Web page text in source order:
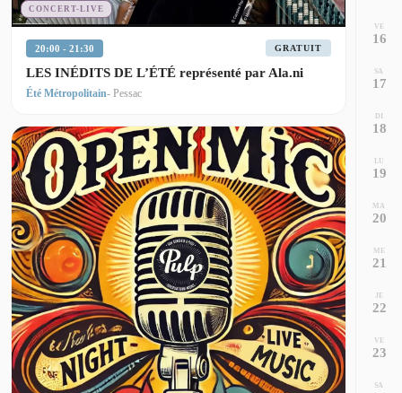
CONCERT-LIVE
20:00 - 21:30 GRATUIT
LES INÉDITS DE L’ÉTÉ représenté par Ala.ni
Été Métropolitain- Pessac
VE
16
SA
17
DI
18
LU
19
MA
20
ME
21
JE
22
VE
23
SA